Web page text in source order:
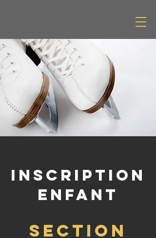
Inscription
enfant
section